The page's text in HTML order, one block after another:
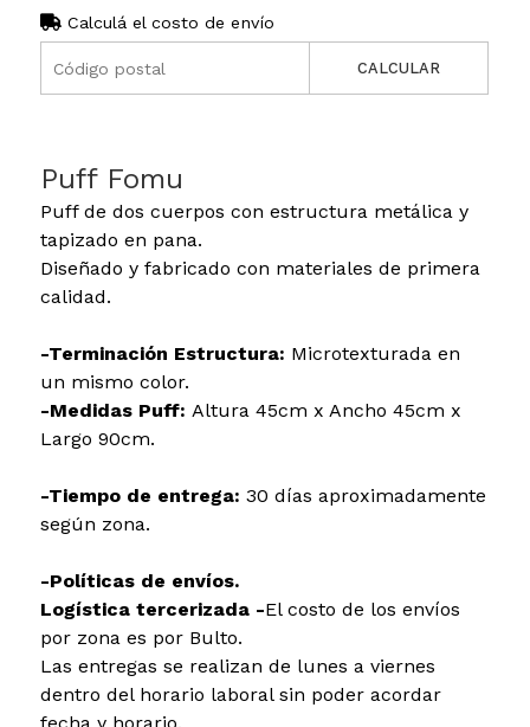
Calculá el costo de envío
CALCULAR
Puff Fomu
Puff de dos cuerpos con estructura metálica y
tapizado en pana.
Diseñado y fabricado con materiales de primera
calidad.
-Terminación Estructura: Microtexturada en
un mismo color.
-Medidas Puff: Altura 45cm x Ancho 45cm x
Largo 90cm.
-Tiempo de entrega: 30 días aproximadamente
según zona.
-Políticas de envíos.
Logística tercerizada -El costo de los envíos
por zona es por Bulto.
Las entregas se realizan de lunes a viernes
dentro del horario laboral sin poder acordar